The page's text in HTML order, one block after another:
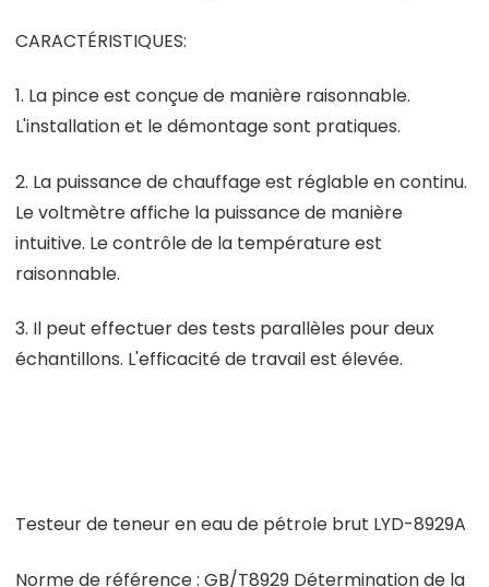
CARACTÉRISTIQUES:
1. La pince est conçue de manière raisonnable.
L'installation et le démontage sont pratiques.
2. La puissance de chauffage est réglable en continu.
Le voltmètre affiche la puissance de manière
intuitive. Le contrôle de la température est
raisonnable.
3. Il peut effectuer des tests parallèles pour deux
échantillons. L'efficacité de travail est élevée.
Testeur de teneur en eau de pétrole brut LYD-8929A
Norme de référence : GB/T8929 Détermination de la